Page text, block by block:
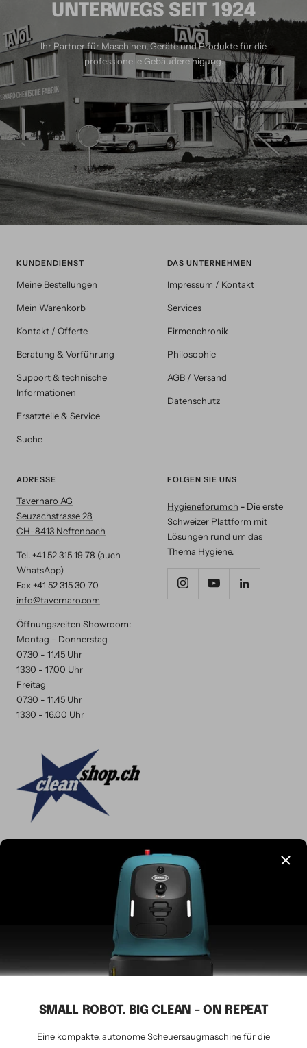
SMALL ROBOT. BIG CLEAN - ON REPEAT
Eine kompakte, autonome Scheuersaugmaschine für die
UNTERWEGS SEIT 1924
Ihr Partner für Maschinen, Geräte und Produkte für die
professionelle Gebäudereinigung.
KUNDENDIENST
Meine Bestellungen
Mein Warenkorb
Kontakt / Offerte
Beratung & Vorführung
Support & technische
Informationen
Ersatzteile & Service
Suche
DAS UNTERNEHMEN
Impressum / Kontakt
Services
Firmenchronik
Philosophie
AGB / Versand
Datenschutz
ADRESSE
Tavernaro AG
Seuzachstrasse 28
CH-8413 Neftenbach
Tel. +41 52 315 19 78 (auch
WhatsApp)
Fax +41 52 315 30 70
info@tavernaro.com
Öffnungszeiten Showroom:
Montag - Donnerstag
07.30 - 11.45 Uhr
13.30 - 17.00 Uhr
Freitag
07.30 - 11.45 Uhr
13.30 - 16.00 Uhr
FOLGEN SIE UNS
Hygieneforum.ch - Die erste
Schweizer Plattform mit
Lösungen rund um das
Thema Hygiene.
© 2026 Tavernaro AG - seit 1924